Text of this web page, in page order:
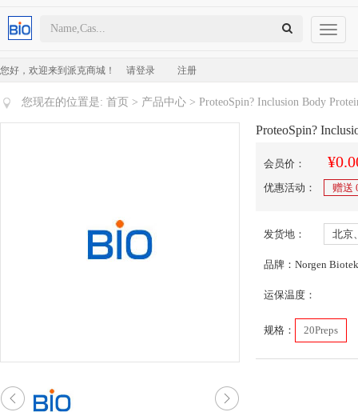
您好，欢迎来到派克商城！ 请登录 注册
Toggle
您现在的位置是: 首页 > 产品中心 > ProteoSpin? Inclusion Body
ProteoSpin?
会员价：
优惠活动： 赠送
发货地： 北京
品牌：Norgen Biotek
运保温度：
规格： 20Preps